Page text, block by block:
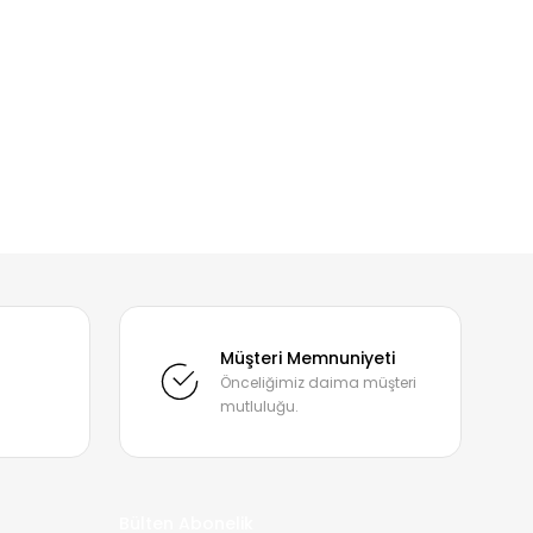
Müşteri Memnuniyeti
Önceliğimiz daima müşteri
mutluluğu.